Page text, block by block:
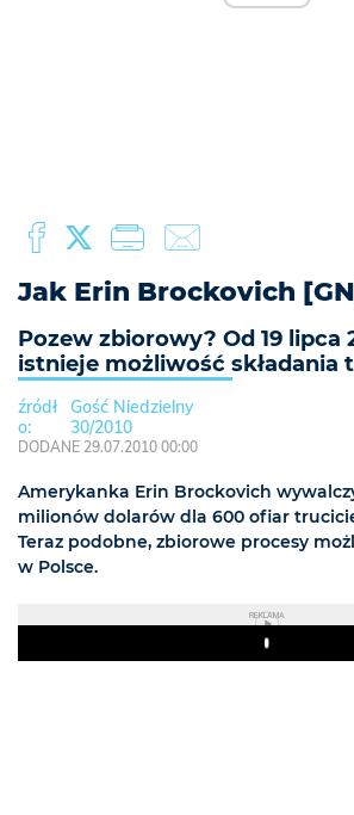
Jak Erin Brockovich
Pozew zbiorowy? Od 19 lipca
istnieje możliwość składania
Gość Niedzielny
30/2010
DODANE 29.07.2010 00:00
Amerykanka Erin Brockovich
milionów dolarów dla 600 ofiar
Teraz podobne, zbiorowe procesy
w Polsce.
REKLAMA
Play